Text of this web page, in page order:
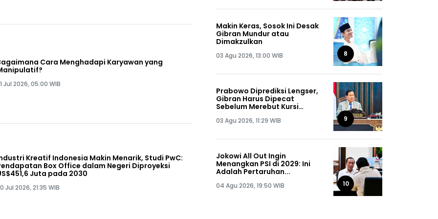
Cara Menghadapi Karyawan yang
Jul 2026, 05:00 WIB
Kreatif Indonesia Makin Menarik, Studi PwC:
Box Office dalam Negeri Diproyeksi
Juta pada 2030
Jul 2026, 21:35 WIB
Makin Keras, Sosok Ini Desak
Gibran Mundur atau
Dimakzulkan
03 Agu 2026, 13:00 WIB 8
Prabowo Diprediksi Lengser,
Gibran Harus Dipecat
Sebelum Merebut Kursi
03 Agu 2026, 11:29 WIB 9
Jokowi All Out Ingin
Menangkan PSI di 2029: Ini
Adalah Pertaruhan...
04 Agu 2026, 19:50 WIB 10